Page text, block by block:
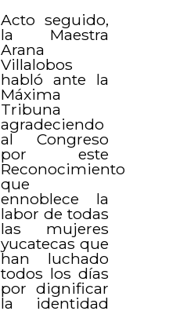
Acto seguido,
la Maestra
Arana
Villalobos
habló ante la
Máxima
Tribuna
agradeciendo
al Congreso
por este
Reconocimiento
que
ennoblece la
labor de todas
las mujeres
yucatecas que
han luchado
todos los días
por dignificar
la identidad